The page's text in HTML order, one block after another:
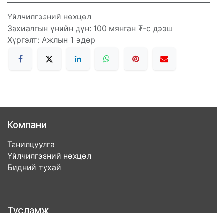
Үйлчилгээний нөхцөл
Захиалгын үнийн дүн: 100 мянган ₮-с дээш
Хүргэлт: Ажлын 1 өдөр
Компани
Танилцуулга
Үйлчилгээний нөхцөл
Бидний тухай
Тусламж